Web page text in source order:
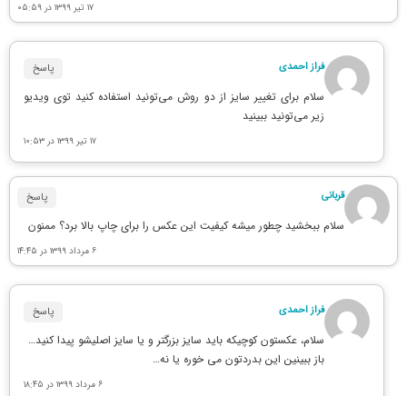
۱۷ تیر ۱۳۹۹ در ۰۵:۵۹
فراز احمدی پاسخ
سلام برای تغییر سایز از دو روش می‌تونید استفاده کنید توی ویدیو
زیر می‌تونید ببینید
۱۷ تیر ۱۳۹۹ در ۱۰:۵۳
قربانی پاسخ
سلام ببخشید چطور میشه کیفیت این عکس را برای چاپ بالا برد؟ ممنون
۶ مرداد ۱۳۹۹ در ۱۴:۴۵
فراز احمدی پاسخ
سلام، عکستون کوچیکه باید سایز بزرگتر و یا سایز اصلیشو پیدا کنید…
باز ببینین این بدردتون می خوره یا نه…
۶ مرداد ۱۳۹۹ در ۱۸:۴۵